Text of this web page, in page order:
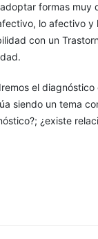
formas muy
lo afectivo y
con un
el
siendo un tema
¿existe